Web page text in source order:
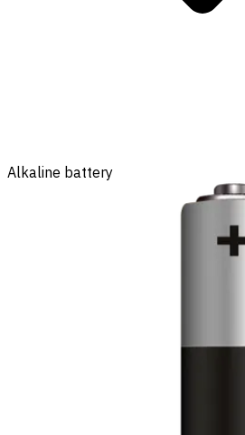
Alkaline battery